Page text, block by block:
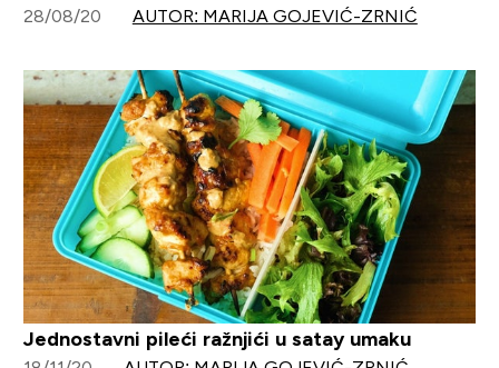
28/08/20 AUTOR: MARIJA GOJEVIĆ-ZRNIĆ
Jednostavni pileći ražnjići u satay umaku